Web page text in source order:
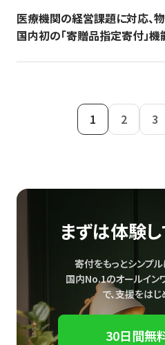
医療機関の経営課題に対応、
国内初の「寄贈品指定寄付」機
1 2 3
まずは体験し
寄付をもっとシンプル
国内No.1のオールイン
で、支援をはじ
30日間無